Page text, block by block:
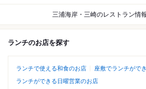
三浦海岸・三崎のレストラン情
ランチのお店を探す
ランチで使える和食のお店
座敷でランチがで
ランチができる日曜営業のお店